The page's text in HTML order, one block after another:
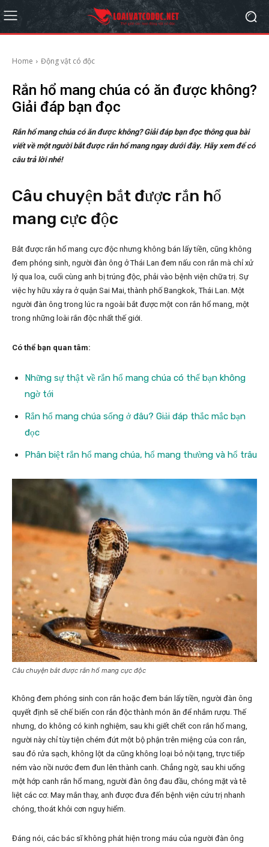
Home Động vật có độc
Rắn hổ mang chúa có ăn được không?
Giải đáp bạn đọc
Rắn hổ mang chúa có ăn được không? Giải đáp bạn đọc thông qua bài
viết về một người bắt được rắn hổ mang ngay dưới đây. Hãy xem để có
câu trả lời nhé!
Câu chuyện bắt được rắn hổ
mang cực độc
Bắt được rắn hổ mang cực độc nhưng không bán lấy tiền, cũng không
đem phóng sinh, người đàn ông ở Thái Lan đem nấu con rắn mà chỉ xử
lý qua loa, cuối cùng anh bị trúng độc, phải vào bệnh viện chữa trị. Sự
việc hy hữu xảy ra ở quận Sai Mai, thành phố Bangkok, Thái Lan. Một
người đàn ông trong lúc ra ngoài bắt được một con rắn hổ mang, một
trong những loài rắn độc nhất thế giới.
Có thể bạn quan tâm:
Những sự thật về rắn hổ mang chúa có thể bạn không
ngờ tới
Rắn hổ mang chúa sống ở đâu? Giải đáp thắc mắc bạn
đọc
Phân biệt rắn hổ mang chúa, hổ mang thường và hổ trâu
Câu chuyện bắt được rắn hổ mang cực độc
Không đem phóng sinh con rắn hoặc đem bán lấy tiền, người đàn ông
quyết định sẽ chế biến con rắn độc thành món ăn để nhắm rượu. Thế
nhưng, do không có kinh nghiệm, sau khi giết chết con rắn hổ mang,
người này chỉ tùy tiện chém đứt một bộ phận trên miệng của con rắn,
sau đó rửa sạch, không lột da cũng không loại bỏ nội tạng, trực tiếp
ném vào nồi nước đem đun lên thành canh. Chẳng ngờ, sau khi uống
một hớp canh rắn hổ mang, người đàn ông đau đầu, chóng mặt và tê
liệt các cơ. May mắn thay, anh được đưa đến bệnh viện cứu trị nhanh
chóng, thoát khỏi cơn nguy hiểm.
Đáng nói, các bác sĩ không phát hiện trong máu của người đàn ông